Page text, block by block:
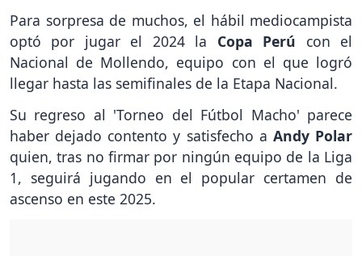
Para sorpresa de muchos, el hábil mediocampista
optó por jugar el 2024 la Copa Perú con el
Nacional de Mollendo, equipo con el que logró
llegar hasta las semifinales de la Etapa Nacional.
Su regreso al 'Torneo del Fútbol Macho' parece
haber dejado contento y satisfecho a Andy Polar
quien, tras no firmar por ningún equipo de la Liga
1, seguirá jugando en el popular certamen de
ascenso en este 2025.